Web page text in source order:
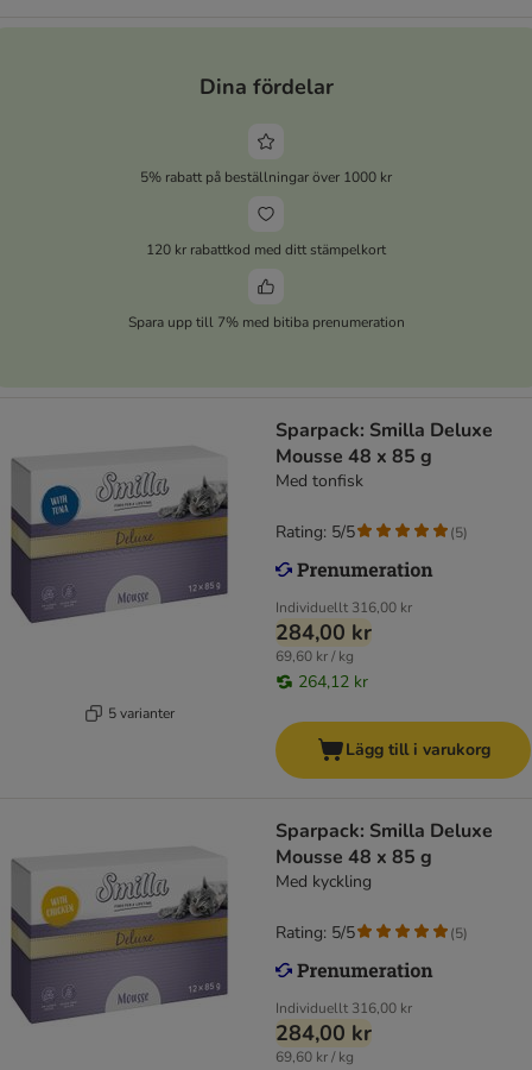
Dina fördelar
5% rabatt på beställningar över 1000 kr
120 kr rabattkod med ditt stämpelkort
Spara upp till 7% med bitiba prenumeration
5 varianter
Sparpack: Smilla Deluxe
Mousse 48 x 85 g
Med tonfisk
Individuellt 316,00 kr
284,00 kr
69,60 kr / kg
264,12 kr
Rating: 5/5 (5)
Lägg till i varukorg
Sparpack: Smilla Deluxe
Mousse 48 x 85 g
Med kyckling
Individuellt 316,00 kr
284,00 kr
69,60 kr / kg
Rating: 5/5 (5)